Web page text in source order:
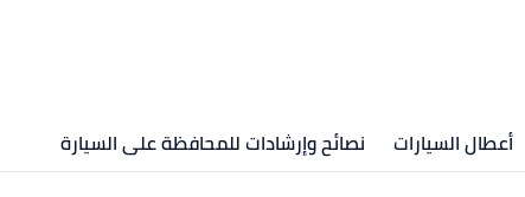
أعطال السيارات نصائح وإرشادات للمحافظة على السيارة